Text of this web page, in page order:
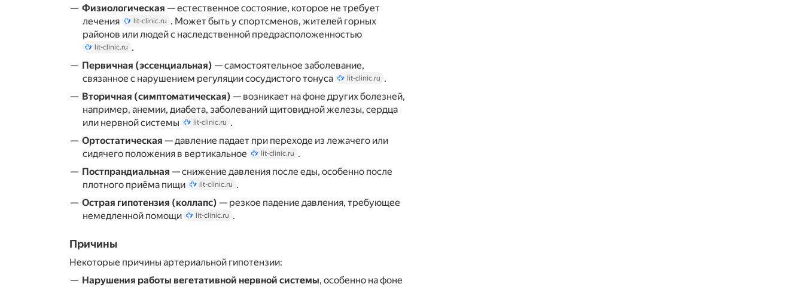
Физиологическая — естественное состояние, которое не требует
лечения
lit-clinic.ru . Может быть у спортсменов, жителей горных
районов или людей с наследственной предрасположенностью
lit-clinic.ru .
Первичная (эссенциальная) — самостоятельное заболевание,
связанное с нарушением регуляции сосудистого тонуса
lit-clinic.ru .
Вторичная (симптоматическая) — возникает на фоне других болезней,
например, анемии, диабета, заболеваний щитовидной железы, сердца
или нервной системы
lit-clinic.ru .
Ортостатическая — давление падает при переходе из лежачего или
сидячего положения в вертикальное
lit-clinic.ru .
Постпрандиальная — снижение давления после еды, особенно после
плотного приёма пищи
lit-clinic.ru .
Острая гипотензия (коллапс) — резкое падение давления, требующее
немедленной помощи
lit-clinic.ru .
Причины
Некоторые причины артериальной гипотензии:
Нарушения работы вегетативной нервной системы, особенно на фоне